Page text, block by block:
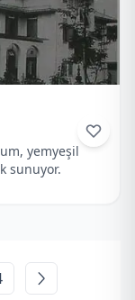
yemyeşil
sunuyor.